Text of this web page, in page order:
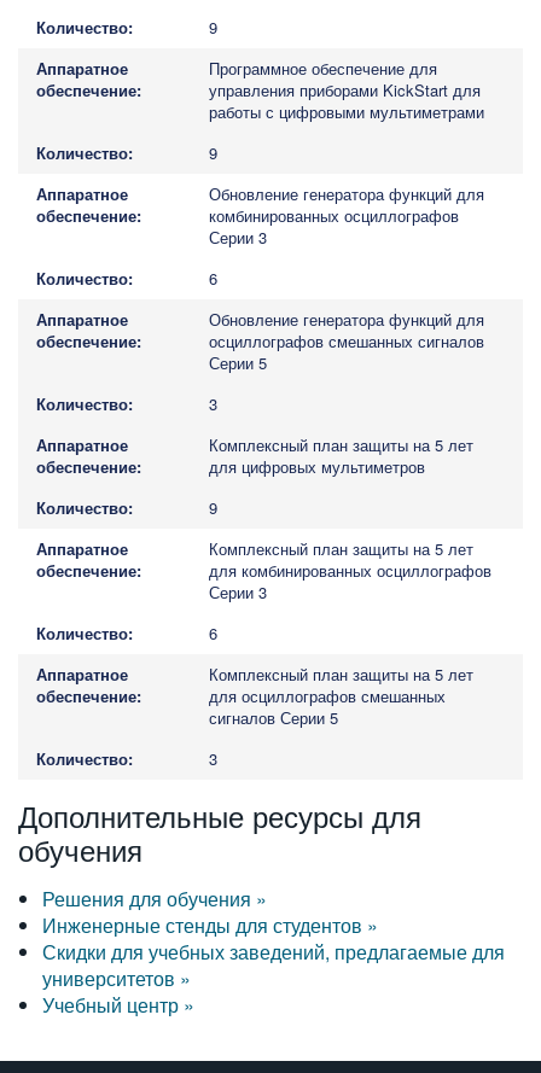
9
Программное обеспечение для
управления приборами KickStart для
работы с цифровыми мультиметрами
9
Обновление генератора функций для
комбинированных осциллографов
Серии 3
6
Обновление генератора функций для
осциллографов смешанных сигналов
Серии 5
3
Комплексный план защиты на 5 лет
для цифровых мультиметров
9
Комплексный план защиты на 5 лет
для комбинированных осциллографов
Серии 3
6
Комплексный план защиты на 5 лет
для осциллографов смешанных
сигналов Серии 5
3
Дополнительные ресурсы для
обучения
Решения для обучения »
Инженерные стенды для студентов »
Скидки для учебных заведений, предлагаемые для
университетов »
Учебный центр »